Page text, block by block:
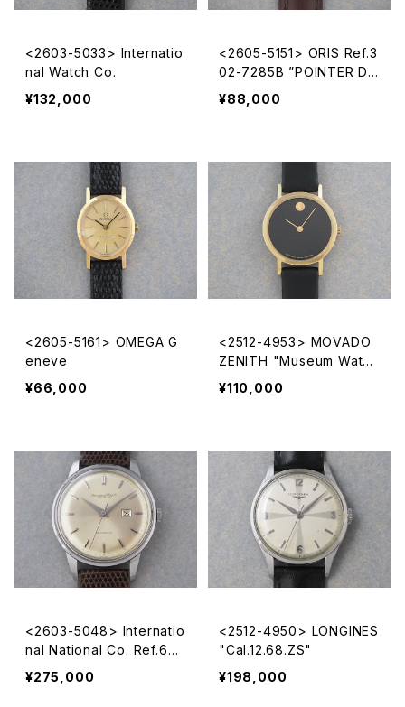
<2603-5033> Internatio
nal Watch Co.
¥132,000
<2605-5151> ORIS Ref.3
02-7285B ”POINTER DA
TE"
¥88,000
<2605-5161> OMEGA G
eneve
¥66,000
<2512-4953> MOVADO
ZENITH "Museum Watc
h"
¥110,000
<2603-5048> Internatio
nal National Co. Ref.648
A
¥275,000
<2512-4950> LONGINES
"Cal.12.68.ZS"
¥198,000